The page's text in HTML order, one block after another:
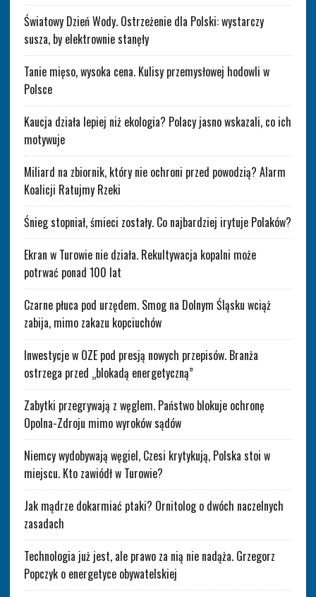
Światowy Dzień Wody. Ostrzeżenie dla Polski: wystarczy
susza, by elektrownie stanęły
Tanie mięso, wysoka cena. Kulisy przemysłowej hodowli w
Polsce
Kaucja działa lepiej niż ekologia? Polacy jasno wskazali, co ich
motywuje
Miliard na zbiornik, który nie ochroni przed powodzią? Alarm
Koalicji Ratujmy Rzeki
Śnieg stopniał, śmieci zostały. Co najbardziej irytuje Polaków?
Ekran w Turowie nie działa. Rekultywacja kopalni może
potrwać ponad 100 lat
Czarne płuca pod urzędem. Smog na Dolnym Śląsku wciąż
zabija, mimo zakazu kopciuchów
Inwestycje w OZE pod presją nowych przepisów. Branża
ostrzega przed „blokadą energetyczną”
Zabytki przegrywają z węglem. Państwo blokuje ochronę
Opolna-Zdroju mimo wyroków sądów
Niemcy wydobywają węgiel, Czesi krytykują, Polska stoi w
miejscu. Kto zawiódł w Turowie?
Jak mądrze dokarmiać ptaki? Ornitolog o dwóch naczelnych
zasadach
Technologia już jest, ale prawo za nią nie nadąża. Grzegorz
Popczyk o energetyce obywatelskiej